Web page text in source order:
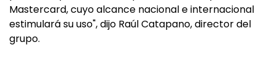
Mastercard, cuyo alcance nacional e internacional
estimulará su uso", dijo Raúl Catapano, director del
grupo.